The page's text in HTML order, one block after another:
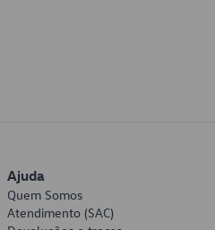
Ajuda
Quem Somos
Atendimento (SAC)